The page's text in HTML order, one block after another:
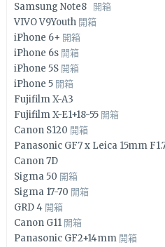
Samsung Note8 開箱
VIVO V9Youth 開箱
iPhone 6+ 開箱
iPhone 6s 開箱
iPhone 5S 開箱
iPhone 5 開箱
Fujifilm X-A3
Fujifilm X-E1+18-55 開箱
Canon S120 開箱
Panasonic GF7 x Leica 15mm
Canon 7D
Sigma 50 開箱
Sigma 17-70 開箱
GRD 4 開箱
Canon G11 開箱
Panasonic GF2+14mm 開箱